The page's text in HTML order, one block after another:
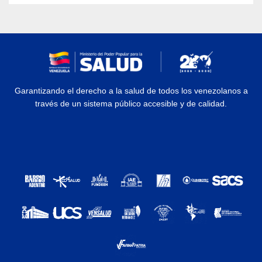
Garantizando el derecho a la salud de todos los venezolanos a
través de un sistema público accesible y de calidad.